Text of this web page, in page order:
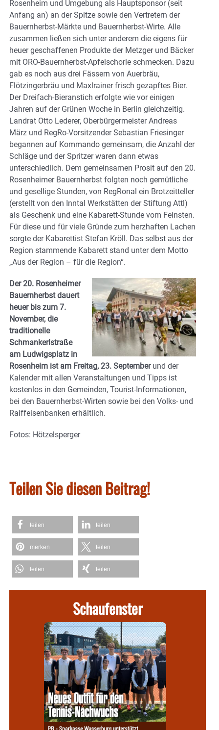
Rosenheim und Umgebung als Hauptsponsor (seit
Anfang an) an der Spitze sowie den Vertretern der
Bauernherbst-Märkte und Bauernherbst-Wirte. Alle
zusammen ließen sich unter anderem die eigens für
heuer geschaffenen Produkte der Metzger und Bäcker
mit ORO-Bauernherbst-Apfelschorle schmecken. Dazu
gab es noch aus drei Fässern von Auerbräu,
Flötzingerbräu und Maxlrainer frisch gezapftes Bier.
Der Dreifach-Bieranstich erfolgte wie vor einigen
Jahren auf der Grünen Woche in Berlin gleichzeitig.
Landrat Otto Lederer, Oberbürgermeister Andreas
März und RegRo-Vorsitzender Sebastian Friesinger
begannen auf Kommando gemeinsam, die Anzahl der
Schläge und der Spritzer waren dann etwas
unterschiedlich. Dem gemeinsamen Prosit auf den 20.
Rosenheimer Bauernherbst folgten noch gemütliche
und gesellige Stunden, von RegRonal ein Brotzeitteller
(erstellt von den Inntal Werkstätten der Stiftung Attl)
als Geschenk und eine Kabarett-Stunde vom Feinsten.
Für diese und für viele Gründe zum herzhaften Lachen
sorgte der Kabarettist Stefan Kröll. Das selbst aus der
Region stammende Kabarett stand unter dem Motto
„Aus der Region – für die Region“.
Der 20. Rosenheimer
Bauernherbst dauert
heuer bis zum 7.
November, die
traditionelle
Schmankerlstraße
am Ludwigsplatz in
Rosenheim ist am Freitag, 23. Septemberund der
Kalender mit allen Veranstaltungen und Tipps ist
kostenlos in den Gemeinden, Tourist-Informationen,
bei den Bauernherbst-Wirten sowie bei den Volks- und
Raiffeisenbanken erhältlich.
Fotos: Hötzelsperger
Teilen Sie diesen Beitrag!
teilen teilen
merken teilen
teilen teilen
Schaufenster